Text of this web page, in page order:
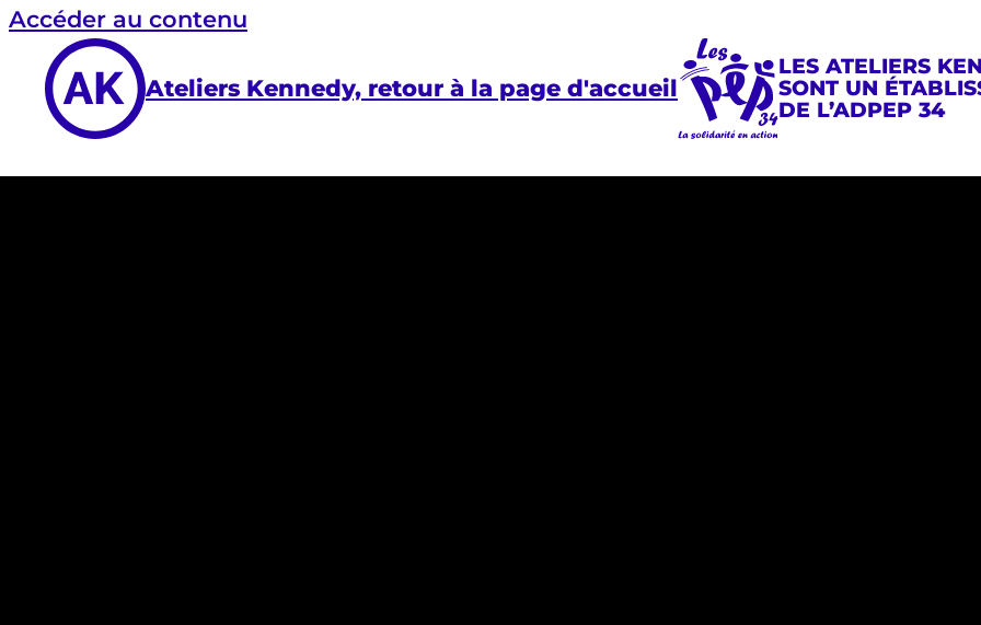
Accéder au contenu
Ateliers Kennedy, retour à la page d'accueil
LES ATELIERS
SONT UN
DE L’ADPEP 34